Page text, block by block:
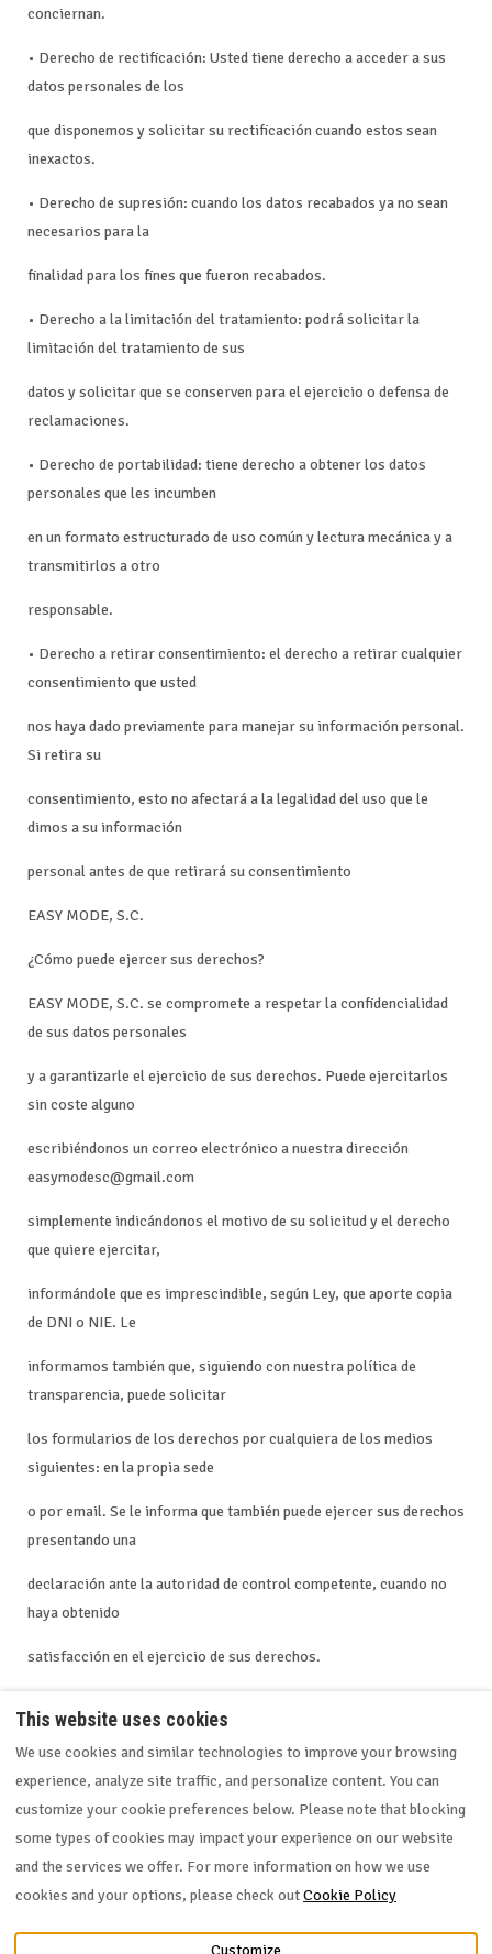
conciernan.
• Derecho de rectificación: Usted tiene derecho a acceder a sus
datos personales de los
que disponemos y solicitar su rectificación cuando estos sean
inexactos.
• Derecho de supresión: cuando los datos recabados ya no sean
necesarios para la
finalidad para los fines que fueron recabados.
• Derecho a la limitación del tratamiento: podrá solicitar la
limitación del tratamiento de sus
datos y solicitar que se conserven para el ejercicio o defensa de
reclamaciones.
• Derecho de portabilidad: tiene derecho a obtener los datos
personales que les incumben
en un formato estructurado de uso común y lectura mecánica y a
transmitirlos a otro
responsable.
• Derecho a retirar consentimiento: el derecho a retirar cualquier
consentimiento que usted
nos haya dado previamente para manejar su información personal.
Si retira su
consentimiento, esto no afectará a la legalidad del uso que le
dimos a su información
personal antes de que retirará su consentimiento
EASY MODE, S.C.
¿Cómo puede ejercer sus derechos?
EASY MODE, S.C. se compromete a respetar la confidencialidad
de sus datos personales
y a garantizarle el ejercicio de sus derechos. Puede ejercitarlos
sin coste alguno
escribiéndonos un correo electrónico a nuestra dirección
easymodesc@gmail.com
simplemente indicándonos el motivo de su solicitud y el derecho
que quiere ejercitar,
informándole que es imprescindible, según Ley, que aporte copia
de DNI o NIE. Le
informamos también que, siguiendo con nuestra política de
transparencia, puede solicitar
los formularios de los derechos por cualquiera de los medios
siguientes: en la propia sede
o por email. Se le informa que también puede ejercer sus derechos
presentando una
declaración ante la autoridad de control competente, cuando no
haya obtenido
satisfacción en el ejercicio de sus derechos.
Cookies policy PRIVACY POLICY
English EUR
Alicante, Alicante , Spain
©2026EasyHousesAll rights
This website uses cookies
We use cookies and similar technologies to improve your browsing
experience, analyze site traffic, and personalize content. You can
customize your cookie preferences below. Please note that blocking
some types of cookies may impact your experience on our website
and the services we offer. For more information on how we use
cookies and your options, please check outCookie Policy